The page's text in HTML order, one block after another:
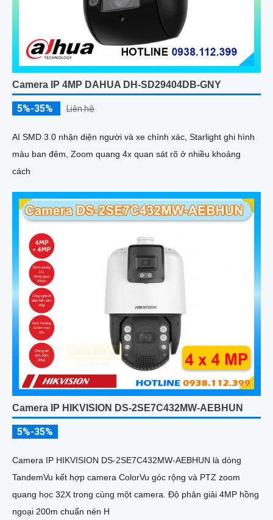
Camera IP 4MP DAHUA DH-SD29404DB-GNY
5%-35% Liên hệ
AI SMD 3.0 nhận diện người và xe chính xác, Starlight ghi hình
màu ban đêm, Zoom quang 4x quan sát rõ ở nhiều khoảng
cách
Camera IP HIKVISION DS-2SE7C432MW-AEBHUN
5%-35%
Camera IP HIKVISION DS-2SE7C432MW-AEBHUN là dòng
TandemVu kết hợp camera ColorVu góc rộng và PTZ zoom
quang học 32X trong cùng một camera. Độ phân giải 4MP hồng
ngoại 200m chuẩn nén H